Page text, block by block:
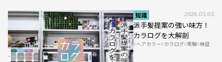
知識 2026.03.03
派手髪提案の強い味方！
カラログを大解剖
ヘアカラー カラログ 実験 検証